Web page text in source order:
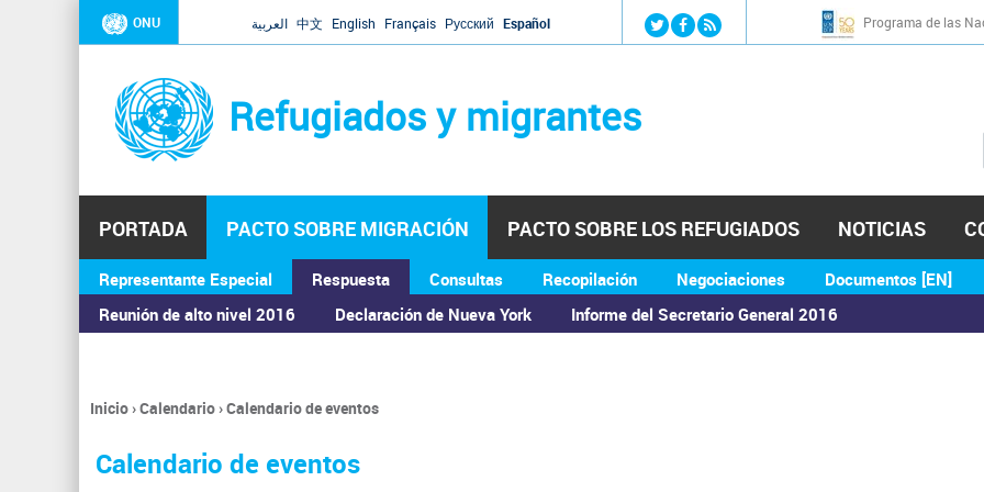
Jump to navigation
ONU العربية 中文 English Français Русский Español Programa de las
Refugiados y migrantes
PORTADA PACTO SOBRE MIGRACIÓN
Representante Especial
Respuesta
Reunión de alto nivel 2016
Declaración de Nueva York Informe del Secretario General 2016
Consultas Recopilación Negociaciones Documentos [EN]
PACTO SOBRE LOS REFUGIADOS NOTICIAS
ASAMBLEA GENERAL
Se
encuentra
usted
Inicio›Calendario›Calendario de eventos
Calendario de eventos